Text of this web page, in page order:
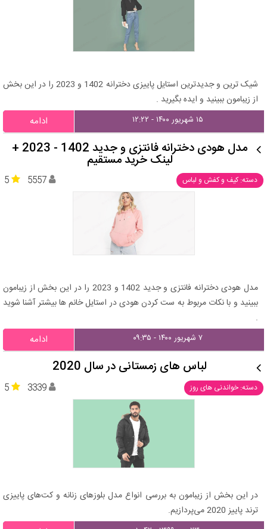
شیک ترین و جدیدترین استایل پاییزی دخترانه 1402 و 2023 را در این بخش
از زیبامون ببینید و ایده بگیرید .
۱۵ شهریور ۱۴۰۰ - ۱۲:۲۲ ادامه
مدل هودی دخترانه فانتزی و جدید 1402 - 2023 +
لینک خرید مستقیم
دسته: کیف و کفش و لباس 5 5557
مدل هودی دخترانه فانتزی و جدید 1402 و 2023 را در این بخش از زیبامون
ببینید و با نکات مربوط به ست کردن هودی در استایل خانم ها بیشتر آشنا شوید
.
۷ شهریور ۱۴۰۰ - ۰۹:۳۵ ادامه
لباس ‌های زمستانی در سال 2020
دسته: خواندنی های روز 5 3339
در این بخش از زیبامون به بررسی انواع مدل بلوز‌های زنانه و کت‌های پاییزی
ترند پاییز 2020 می‌پردازیم.